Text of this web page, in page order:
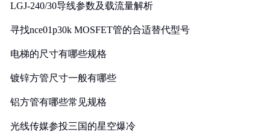
LGJ-240/30导线参数及载流量解析
寻找nce01p30k MOSFET管的合适替代型号
电梯的尺寸有哪些规格
镀锌方管尺寸一般有哪些
铝方管有哪些常见规格
光线传媒参投三国的星空爆冷